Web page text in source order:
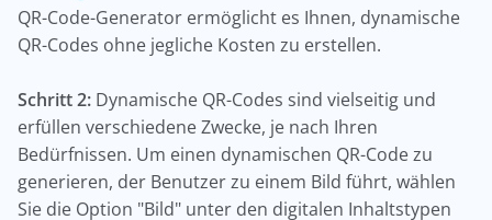
QR-Code-Generator ermöglicht es Ihnen, dynamische
QR-Codes ohne jegliche Kosten zu erstellen.
Schritt 2: Dynamische QR-Codes sind vielseitig und
erfüllen verschiedene Zwecke, je nach Ihren
Bedürfnissen. Um einen dynamischen QR-Code zu
generieren, der Benutzer zu einem Bild führt, wählen
Sie die Option "Bild" unter den digitalen Inhaltstypen